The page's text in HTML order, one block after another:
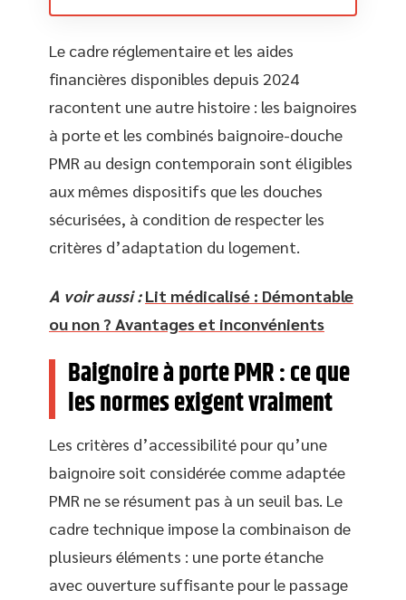
Le cadre réglementaire et les aides
financières disponibles depuis 2024
racontent une autre histoire : les baignoires
à porte et les combinés baignoire-douche
PMR au design contemporain sont éligibles
aux mêmes dispositifs que les douches
sécurisées, à condition de respecter les
critères d’adaptation du logement.
A voir aussi : Lit médicalisé : Démontable
ou non ? Avantages et inconvénients
Baignoire à porte PMR : ce que
les normes exigent vraiment
Les critères d’accessibilité pour qu’une
baignoire soit considérée comme adaptée
PMR ne se résument pas à un seuil bas. Le
cadre technique impose la combinaison de
plusieurs éléments : une porte étanche
avec ouverture suffisante pour le passage